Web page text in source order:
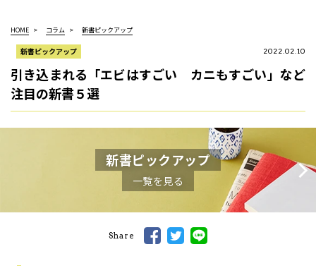
HOME コラム 新書ピックアップ
新書ピックアップ 2022.02.10
引き込まれる「エビはすごい カニもすごい」など
注目の新書５選
新書ピックアップ
一覧を見る
Share